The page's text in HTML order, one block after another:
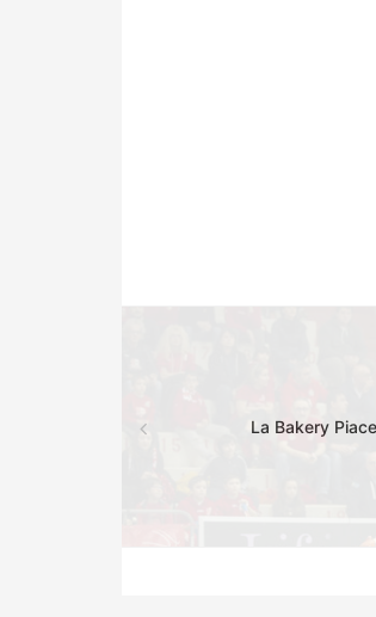
La Bakery